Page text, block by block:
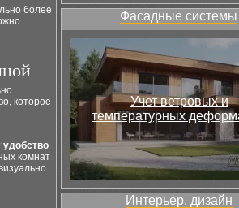
более
которое
удобство
комнат
Фасадные системы
Учет ветровых и
температурных
Интерьер, дизайн